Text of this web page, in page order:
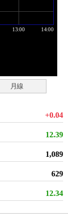
月線
+0.04
12.39
1,089
629
12.34